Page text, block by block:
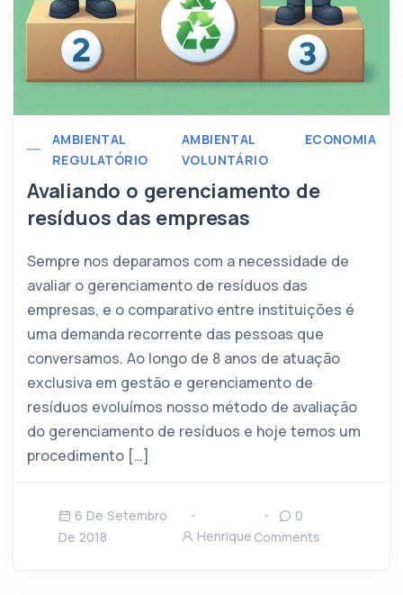
AMBIENTAL
REGULATÓRIO
AMBIENTAL
VOLUNTÁRIO
ECONOMIA
Avaliando o gerenciamento de
resíduos das empresas
Sempre nos deparamos com a necessidade de
avaliar o gerenciamento de resíduos das
empresas, e o comparativo entre instituições é
uma demanda recorrente das pessoas que
conversamos. Ao longo de 8 anos de atuação
exclusiva em gestão e gerenciamento de
resíduos evoluímos nosso método de avaliação
do gerenciamento de resíduos e hoje temos um
procedimento […]
6 De Setembro
De 2018
Henrique
0
Comments